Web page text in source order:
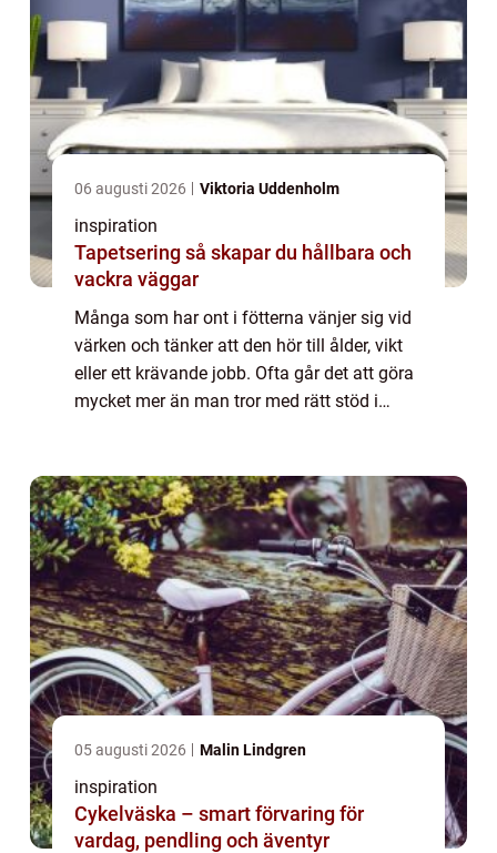
06 augusti 2026 Viktoria Uddenholm
inspiration
Tapetsering så skapar du hållbara och
vackra väggar
Många som har ont i fötterna vänjer sig vid
värken och tänker att den hör till ålder, vikt
eller ett krävande jobb. Ofta går det att göra
mycket mer än man tror med rätt stöd i
05 augusti 2026 Malin Lindgren
inspiration
Cykelväska – smart förvaring för
vardag, pendling och äventyr